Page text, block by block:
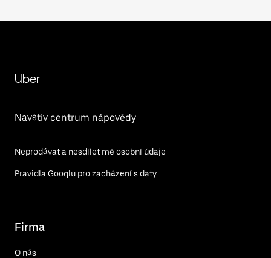
Uber
Navštiv centrum nápovědy
Neprodávat a nesdílet mé osobní údaje
Pravidla Googlu pro zacházení s daty
Firma
O nás